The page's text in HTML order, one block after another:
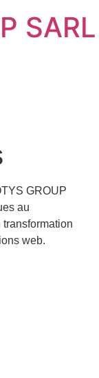
SARL
GROUP
au
web.